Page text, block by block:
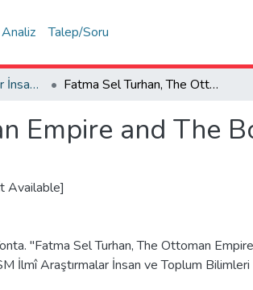
Analiz Talep/Soru
FSM İlmî Araştırmalar İnsan ve Toplum Bilimleri Dergisi Fatma Sel Turhan, The Ottoman Empire and The Bosnian Uprising
Empire and The
Available]
"Fatma Sel Turhan, The Ottoman
İlmî Araştırmalar İnsan ve Toplum